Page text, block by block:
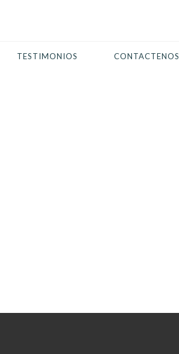
TESTIMONIOS CONTACTENOS